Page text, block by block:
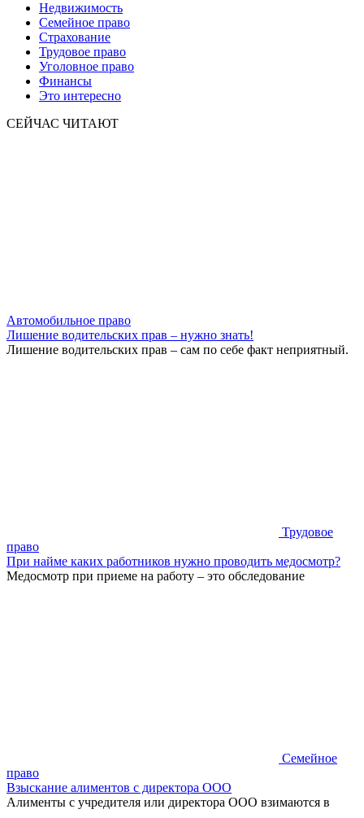
Недвижимость
Семейное право
Страхование
Трудовое право
Уголовное право
Финансы
Это интересно
СЕЙЧАС ЧИТАЮТ
Автомобильное право
Лишение водительских прав – нужно знать!
Лишение водительских прав – сам по себе факт неприятный.
Трудовое
право
При найме каких работников нужно проводить медосмотр?
Медосмотр при приеме на работу – это обследование
Семейное
право
Взыскание алиментов с директора ООО
Алименты с учредителя или директора ООО взимаются в